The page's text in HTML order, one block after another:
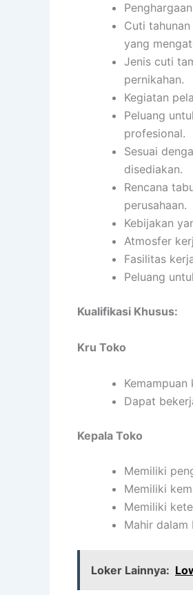
Cuti
yang
Jenis cuti
pernikahan.
Kegiatan
Peluang
profesional.
Sesuai
disediakan.
Rencana
perusahaan.
Kebijakan
Atmosfer
Fasilitas
Peluang
Kualifikasi Khusus:
Kru Toko
Dapat
Kepala Toko
Memiliki
Memiliki
Memiliki
Mahir dalam
Loker Lainnya: